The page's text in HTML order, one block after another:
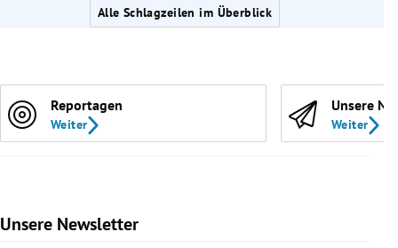
Alle Schlagzeilen im Überblick
Reportagen
Weiter
Unsere
Weiter
Unsere Newsletter
Slide 1 von 9